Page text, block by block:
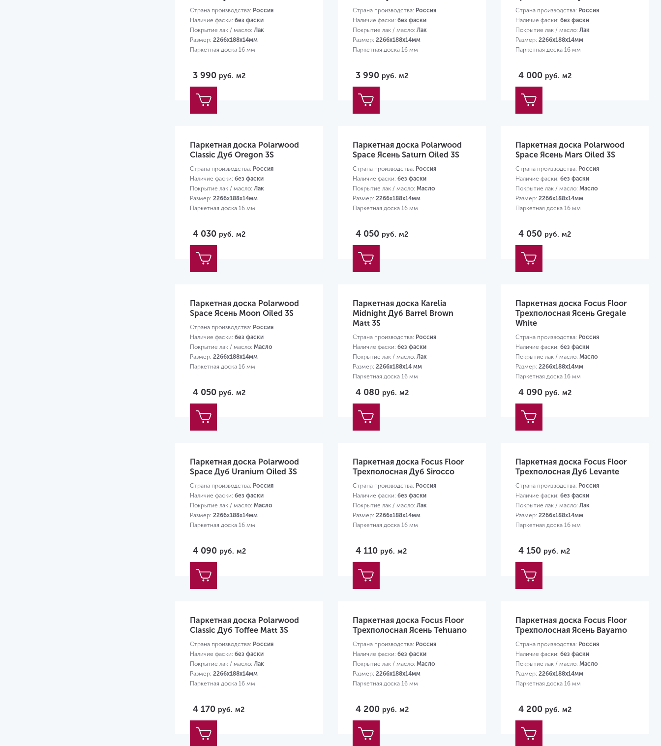
Страна производства: Россия
Наличие фаски: без фаски
Покрытие лак / масло: Лак
Размер: 2266х188х14мм
Паркетная доска 16 мм
3 990 руб. м2
Страна производства: Россия
Наличие фаски: без фаски
Покрытие лак / масло: Лак
Размер: 2266х188х14мм
Паркетная доска 16 мм
3 990 руб. м2
Страна производства: Россия
Наличие фаски: без фаски
Покрытие лак / масло: Лак
Размер: 2266х188х14мм
Паркетная доска 16 мм
4 000 руб. м2
Паркетная доска Polarwood
Classic Дуб Oregon 3S
Страна производства: Россия
Наличие фаски: без фаски
Покрытие лак / масло: Лак
Размер: 2266х188х14мм
Паркетная доска 16 мм
4 030 руб. м2
Паркетная доска Polarwood
Space Ясень Saturn Oiled 3S
Страна производства: Россия
Наличие фаски: без фаски
Покрытие лак / масло: Масло
Размер: 2266х188х14мм
Паркетная доска 16 мм
4 050 руб. м2
Паркетная доска Polarwood
Space Ясень Mars Oiled 3S
Страна производства: Россия
Наличие фаски: без фаски
Покрытие лак / масло: Масло
Размер: 2266х188х14мм
Паркетная доска 16 мм
4 050 руб. м2
Паркетная доска Polarwood
Space Ясень Moon Oiled 3S
Страна производства: Россия
Наличие фаски: без фаски
Покрытие лак / масло: Масло
Размер: 2266х188х14мм
Паркетная доска 16 мм
4 050 руб. м2
Паркетная доска Karelia
Midnight Дуб Barrel Brown
Matt 3S
Страна производства: Россия
Наличие фаски: без фаски
Покрытие лак / масло: Лак
Размер: 2266х188х14 мм
Паркетная доска 16 мм
4 080 руб. м2
Паркетная доска Focus Floor
Трехполосная Ясень Gregale
White
Страна производства: Россия
Наличие фаски: без фаски
Покрытие лак / масло: Масло
Размер: 2266х188х14мм
Паркетная доска 16 мм
4 090 руб. м2
Паркетная доска Polarwood
Space Дуб Uranium Oiled 3S
Страна производства: Россия
Наличие фаски: без фаски
Покрытие лак / масло: Масло
Размер: 2266х188х14мм
Паркетная доска 16 мм
4 090 руб. м2
Паркетная доска Focus Floor
Трехполосная Дуб Sirocco
Страна производства: Россия
Наличие фаски: без фаски
Покрытие лак / масло: Лак
Размер: 2266х188х14мм
Паркетная доска 16 мм
4 110 руб. м2
Паркетная доска Focus Floor
Трехполосная Дуб Levante
Страна производства: Россия
Наличие фаски: без фаски
Покрытие лак / масло: Лак
Размер: 2266х188х14мм
Паркетная доска 16 мм
4 150 руб. м2
Паркетная доска Polarwood
Classic Дуб Toffee Matt 3S
Страна производства: Россия
Наличие фаски: без фаски
Покрытие лак / масло: Лак
Размер: 2266х188х14мм
Паркетная доска 16 мм
4 170 руб. м2
Паркетная доска Focus Floor
Трехполосная Ясень Tehuano
Страна производства: Россия
Наличие фаски: без фаски
Покрытие лак / масло: Масло
Размер: 2266х188х14мм
Паркетная доска 16 мм
4 200 руб. м2
Паркетная доска Focus Floor
Трехполосная Ясень Bayamo
Страна производства: Россия
Наличие фаски: без фаски
Покрытие лак / масло: Масло
Размер: 2266х188х14мм
Паркетная доска 16 мм
4 200 руб. м2